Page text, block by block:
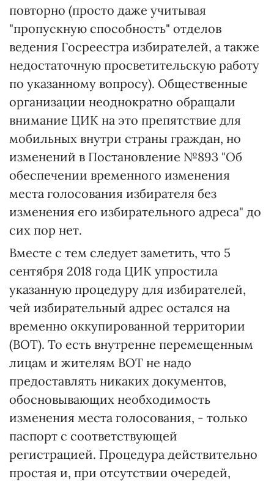
повторно (просто даже учитывая
"пропускную способность" отделов
ведения Госреестра избирателей, а также
недостаточную просветительскую работу
по указанному вопросу). Общественные
организации неоднократно обращали
внимание ЦИК на это препятствие для
мобильных внутри страны граждан, но
изменений в Постановление №893 "Об
обеспечении временного изменения
места голосования избирателя без
изменения его избирательного адреса" до
сих пор нет.
Вместе с тем следует заметить, что 5
сентября 2018 года ЦИК упростила
указанную процедуру для избирателей,
чей избирательный адрес остался на
временно оккупированной территории
(ВОТ). То есть внутренне перемещенным
лицам и жителям ВОТ не надо
предоставлять никаких документов,
обосновывающих необходимость
изменения места голосования, - только
паспорт с соответствующей
регистрацией. Процедура действительно
простая и, при отсутствии очередей,